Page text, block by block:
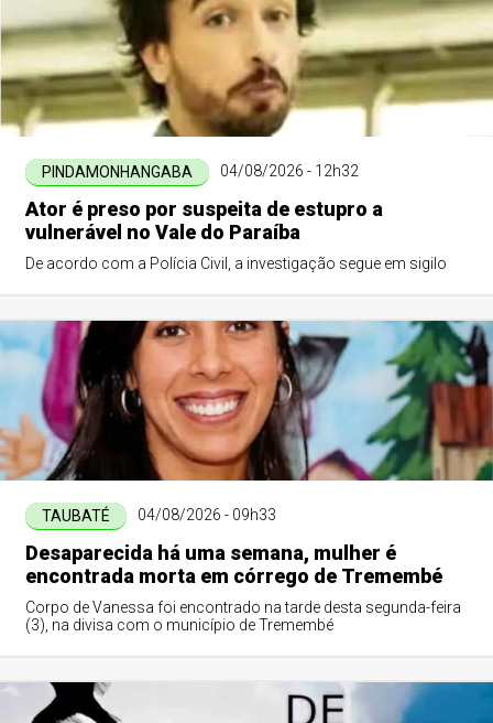
PINDAMONHANGABA 04/08/2026 - 12h32
Ator é preso por suspeita de estupro a
vulnerável no Vale do Paraíba
De acordo com a Polícia Civil, a investigação segue em sigilo
TAUBATÉ 04/08/2026 - 09h33
Desaparecida há uma semana, mulher é
encontrada morta em córrego de Tremembé
Corpo de Vanessa foi encontrado na tarde desta segunda-feira
(3), na divisa com o município de Tremembé